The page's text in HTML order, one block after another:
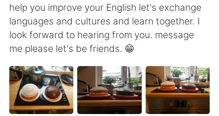
繁體中文 Español
العربية Français
Русский ไทย
Indonesia Italiano
help you improve your English let's exchange
languages and cultures and learn together. I
look forward to hearing from you. message
me please let's be friends. 😁